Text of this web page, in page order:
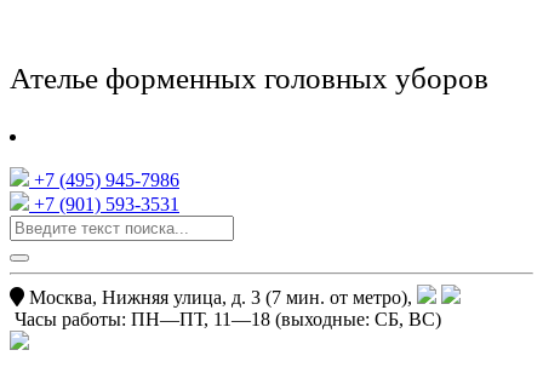
Ателье форменных головных уборов
+7 (495) 945-7986
+7 (901) 593-3531
Москва, Нижняя улица, д. 3 (7 мин. от метро),
Часы работы: ПН—ПТ, 11—18 (выходные: СБ, ВС)